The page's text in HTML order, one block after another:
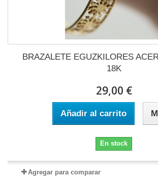
BRAZALETE EGUZKILORES
18K
29,00 €
Añadir al carrito
En stock
Agregar para comparar